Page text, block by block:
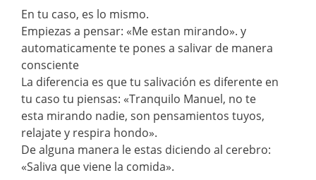
En tu caso, es lo mismo.
Empiezas a pensar: «Me estan mirando». y
automaticamente te pones a salivar de manera
consciente
La diferencia es que tu salivación es diferente en
tu caso tu piensas: «Tranquilo Manuel, no te
esta mirando nadie, son pensamientos tuyos,
relajate y respira hondo».
De alguna manera le estas diciendo al cerebro:
«Saliva que viene la comida».